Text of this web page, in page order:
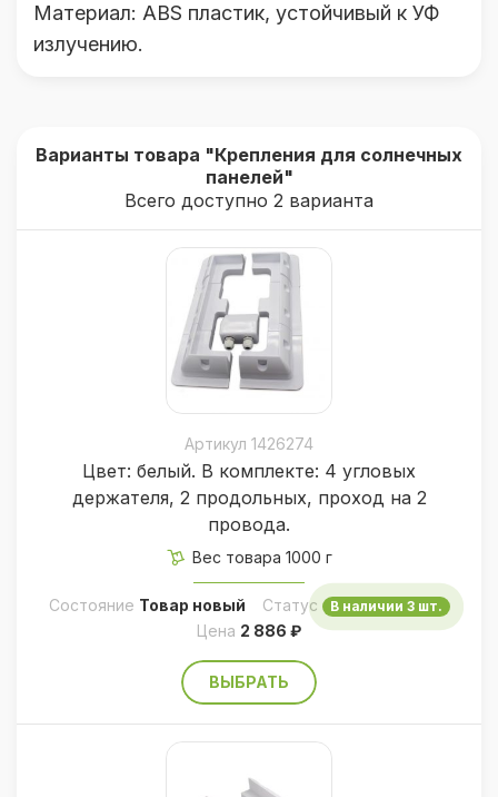
Материал: ABS пластик, устойчивый к УФ
излучению.
Варианты товара "Крепления для солнечных
панелей"
Всего доступно 2 варианта
Артикул 1426274
Цвет: белый. В комплекте: 4 угловых
держателя, 2 продольных, проход на 2
провода.
Вес товара 1000 г
Состояние Товар новый Статус В наличии 3 шт.
Цена 2 886 ₽
ВЫБРАТЬ